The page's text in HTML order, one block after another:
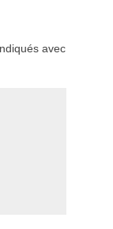
avec